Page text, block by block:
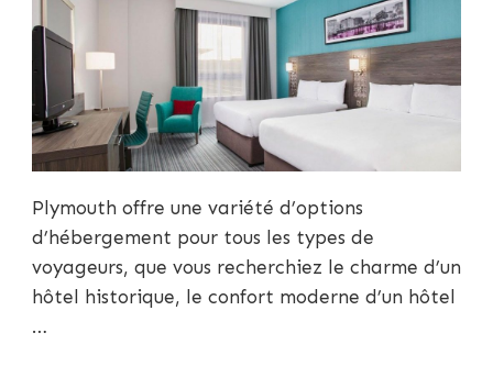
Plymouth offre une variété d’options
d’hébergement pour tous les types de
voyageurs, que vous recherchiez le charme d’un
hôtel historique, le confort moderne d’un hôtel
…